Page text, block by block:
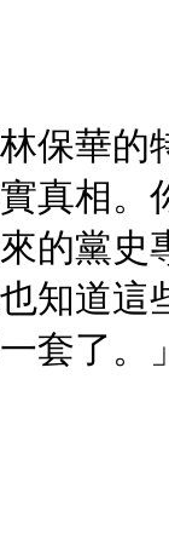
華的特
真相。
的黨史
知道這
套了。